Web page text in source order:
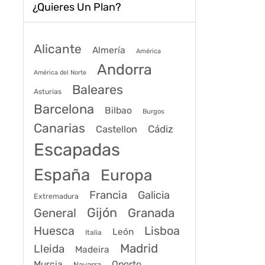
¿Quieres Un Plan?
Alicante Almería América
América del Norte Andorra
Asturias Baleares
Barcelona Bilbao Burgos
Canarias Castellon Cádiz
Escapadas
España Europa
Extremadura Francia Galicia
General Gijón
Granada
Huesca
Italia León Lisboa
Lleida Madeira Madrid